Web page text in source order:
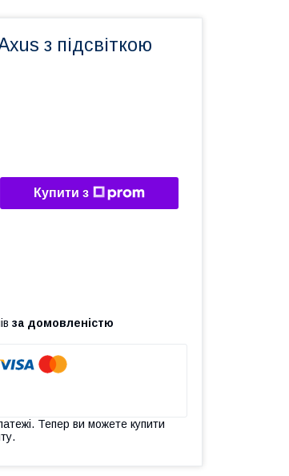
з підсвіткою
Купити з
за домовленістю
Тепер ви можете купити